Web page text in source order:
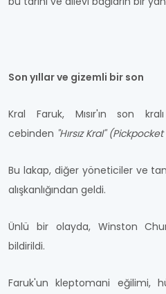
Son yıllar ve gizemli bir son
Kral Faruk, Mısır'ın son
cebinden "Hırsız Kral"
Bu lakap, diğer yöneticiler ve
alışkanlığından geldi.
Ünlü bir olayda, Winston
bildirildi.
Faruk'un kleptomani eğilimi,